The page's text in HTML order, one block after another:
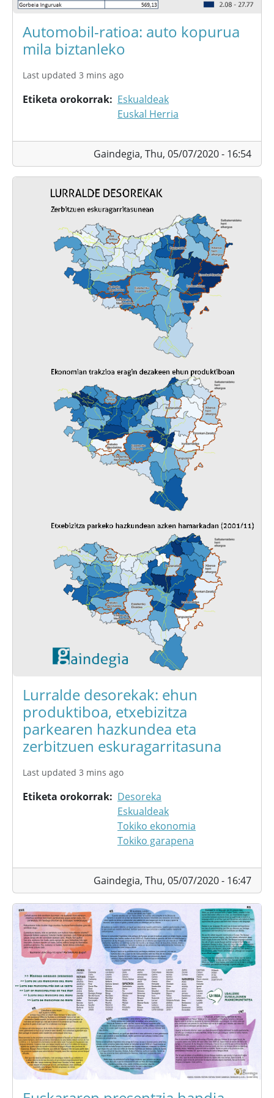
Automobil-ratioa: auto kopurua
mila biztanleko
Last updated 3 mins ago
Etiketa orokorrak
Eskualdeak
Euskal Herria
Gaindegia, Thu, 05/07/2020 - 16:54
Lurralde desorekak: ehun
produktiboa, etxebizitza
parkearen hazkundea eta
zerbitzuen eskuragarritasuna
Last updated 3 mins ago
Etiketa orokorrak
Desoreka
Eskualdeak
Tokiko ekonomia
Tokiko garapena
Gaindegia, Thu, 05/07/2020 - 16:47